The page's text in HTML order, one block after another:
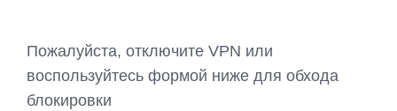
Пожалуйста, отключите VPN или
воспользуйтесь формой ниже для обхода
блокировки